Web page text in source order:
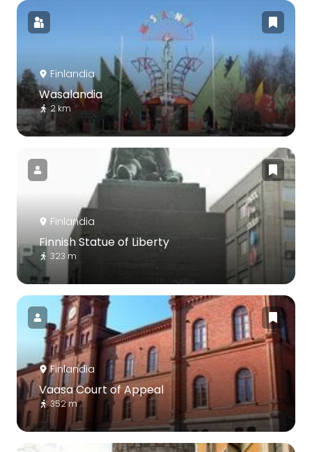
Finlandia
Wasalandia
2 km
Finlandia
Finnish Statue of Liberty
323 m
Finlandia
Vaasa Court of Appeal
352 m